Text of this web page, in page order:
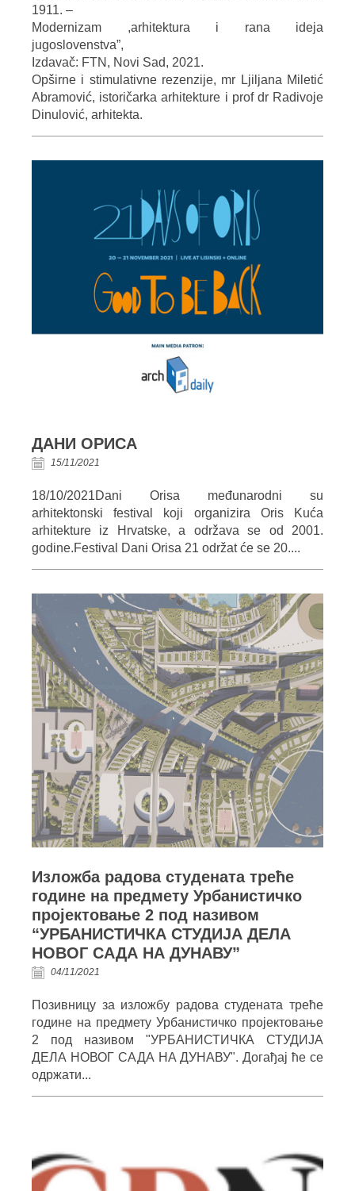
1911. –
Modernizam ,arhitektura i rana ideja
jugoslovenstva”,
Izdavač: FTN, Novi Sad, 2021.
Opširne i stimulativne rezenzije, mr Ljiljana Miletić
Abramović, istoričarka arhitekture i prof dr Radivoje
Dinulović, arhitekta.
ДАНИ ОРИСА
15/11/2021
18/10/2021Dani Orisa međunarodni su
arhitektonski festival koji organizira Oris Kuća
arhitekture iz Hrvatske, a održava se od 2001.
godine.Festival Dani Orisa 21 održat će se 20....
Изложба радова студената треће
године на предмету Урбанистичко
пројектовање 2 под називом
“УРБАНИСТИЧКА СТУДИЈА ДЕЛА
НОВОГ САДА НА ДУНАВУ”
04/11/2021
Позивницу за изложбу радова студената треће
године на предмету Урбанистичко пројектовање
2 под називом "УРБАНИСТИЧКА СТУДИЈА
ДЕЛА НОВОГ САДА НА ДУНАВУ". Догађај ће се
одржати...